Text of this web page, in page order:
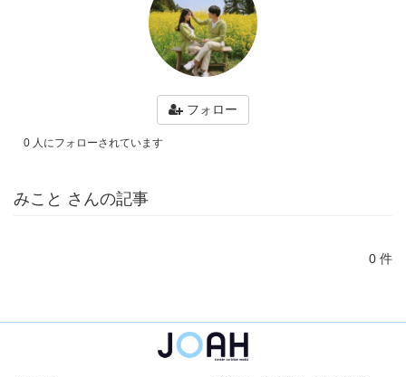
フォロー
0 人にフォローされています
みこと さんの記事
0 件